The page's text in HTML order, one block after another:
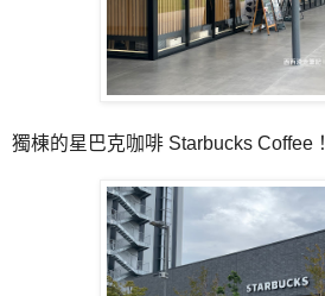
獨棟的星巴克咖啡 Starbucks Coffee！